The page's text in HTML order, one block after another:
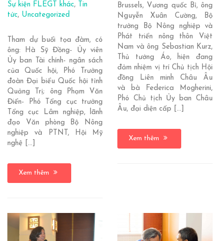
Sự kiện FLEGT khác,
Tin
tức, Uncategorized
Tham dự buổi tọa đàm, có
ông: Hà Sỹ Đồng- Ủy viên
Ủy ban Tài chính- ngân sách
của Quốc hội, Phó Trưởng
đoàn Đại biểu Quốc hội tỉnh
Quảng Trị; ông Phạm Văn
Điển- Phó Tổng cục trưởng
Tổng cục Lâm nghiệp, lãnh
đạo Văn phòng Bộ Nông
nghiệp và PTNT, Hội Mỹ
nghệ […]
Xem thêm
Brussels, Vương quốc Bỉ, ông
Nguyễn Xuân Cường, Bộ
trưởng Bộ Nông nghiệp và
Phát triển nông thôn Việt
Nam và ông Sebastian Kurz,
Thủ tướng Áo, hiện đang
đảm nhiệm vị trí Chủ tịch Hội
đồng Liên minh Châu Âu
và bà Federica Mogherini,
Phó Chủ tịch Ủy ban Châu
Âu, đại diện cấp […]
Xem thêm